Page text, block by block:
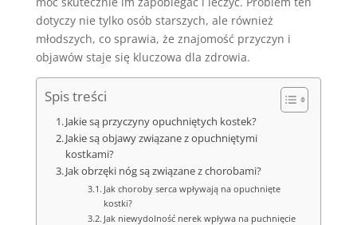
dotyczy nie tylko osób starszych, ale również
młodszych, co sprawia, że znajomość przyczyn i
objawów staje się kluczowa dla zdrowia.
Spis treści
Jakie są przyczyny opuchniętych kostek?
Jakie są objawy związane z opuchniętymi
kostkami?
Jak obrzęki nóg są związane z chorobami?
Jak choroby serca wpływają na opuchnięte
kostki?
Jak niewydolność nerek wpływa na puchnięcie